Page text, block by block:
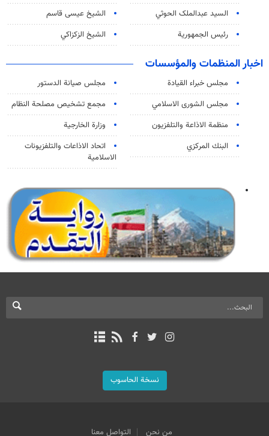
السید عبدالملک الحوثي
الشيخ عيسى قاسم
رئيس الجمهورية
الشيخ الزكزاكي
اخبار المنظمات والمؤسسات
مجلس خبراء القيادة
مجلس صيانة الدستور
مجلس الشورى الاسلامي
مجمع تشخيص مصلحة النظام
منظمة الاذاعة والتلفزیون
وزارة الخارجية
البنك المركزي
اتحاد الاذاعات والتلفزيونات
الاسلامية
نسخة الحاسوب
من نحن التواصل معنا